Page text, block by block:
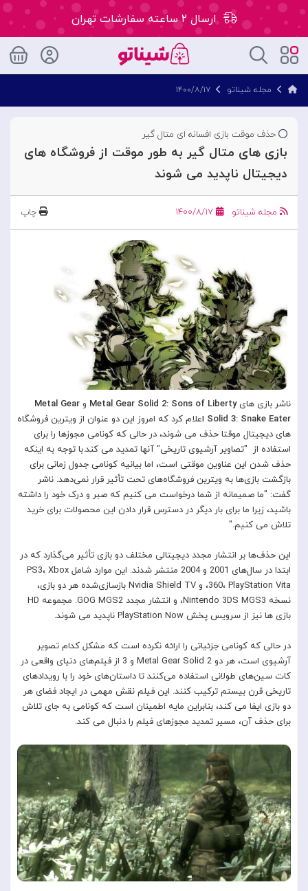
ارسال ۲ ساعته سفارشات تهران
۵۰ هزار تومان تخفیف اولین سفارش کد: WLC
ارسال ۲ ساعته سفارشات تهران مجله شیناتو ۱۴۰۰/۸/۱۷
حذف موقت بازی افسانه ای متال گیر
بازی های متال گیر به طور موقت از فروشگاه های
دیجیتال ناپدید می شوند
مجله شیناتو ۱۴۰۰/۸/۱۷ چاپ
ناشر بازی هایMetal Gear Solid 2: Sons of Liberty و Metal Gear
Solid 3: Snake Eater ا علام کرد که امروز این دو عنوان از ویترین فروشگاه
های دیجیتال موقتا حذف می شوند، در حالی که کونامی مجوزها را برای
استفاده از "تصاویر آرشیوی تاریخی" آنها تمدید می کند.با توجه به اینکه
حذف‌ شدن این عناوین موقتی است، اما بیانیه کونامی جدول زمانی برای
بازگشت بازی‌ها به ویترین فروشگاه‌های تحت تأثیر قرار نمی‌دهد. ناشر
گفت: "ما صمیمانه از شما درخواست می کنیم که صبر و درک خود را داشته
باشید، زیرا ما برای بار دیگر در دسترس قرار دادن این محصولات برای خرید
تلاش می کنیم."
این حذف‌ها بر انتشار مجدد دیجیتالی مختلف دو بازی تأثیر می‌گذارد که در
ابتدا در سال‌های 2001 و 2004 منتشر شدند. این موارد شامل PS3، Xbox
360، PlayStation Vita، و Nvidia Shield TV بازسازی‌شده هر دو بازی،
نسخه Nintendo 3DS MGS3، و انتشار مجدد GOG MGS2. مجموعه HD
بازی ها نیز از سرویس پخش PlayStation Now ناپدید می شوند.
در حالی که کونامی جزئیاتی را ارائه نکرده است که مشکل کدام تصویر
آرشیوی است، هر دو Metal Gear Solid 2 و 3 از فیلم‌های دنیای واقعی در
کات سین‌های طولانی استفاده می‌کنند تا داستان‌های خود را با رویدادهای
تاریخی قرن بیستم ترکیب کنند. این فیلم نقش مهمی در ایجاد فضای هر
دو بازی ایفا می کند، بنابراین مایه اطمینان است که کونامی به جای تلاش
برای حذف آن، مسیر تمدید مجوزهای فیلم را دنبال می کند.